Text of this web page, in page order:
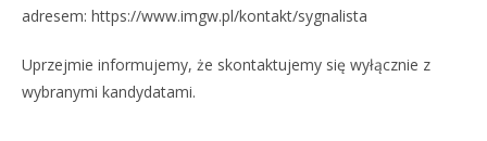
adresem: https://www.imgw.pl/kontakt/sygnalista
Uprzejmie informujemy, że skontaktujemy się wyłącznie z
wybranymi kandydatami.